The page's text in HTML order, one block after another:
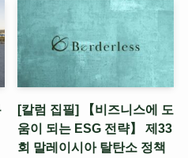
[칼럼 집필] 【비즈니스에 도
움이 되는 ESG 전략】 제33
회 말레이시아 탈탄소 정책